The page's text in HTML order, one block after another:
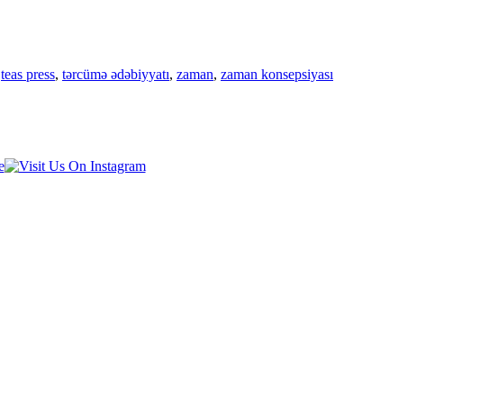
teas press, tərcümə ədəbiyyatı, zaman, zaman konsepsiyası